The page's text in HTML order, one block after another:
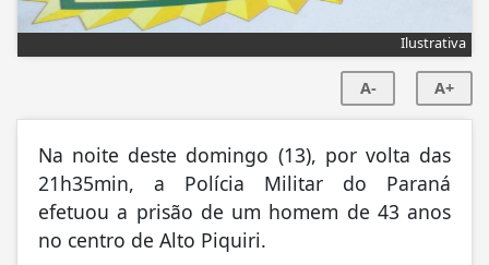
Ilustrativa
A- A+
Na noite deste domingo (13), por volta das
21h35min, a Polícia Militar do Paraná
efetuou a prisão de um homem de 43 anos
no centro de Alto Piquiri.